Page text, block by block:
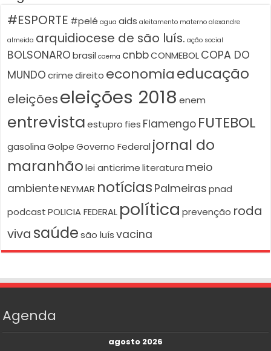
#ESPORTE #pelé agua aids aleitamento materno alexandre
almeida arquidiocese de são luís. ação social
BOLSONARO brasil caema cnbbCONMEBOLCOPA DO
MUNDO crime direito economiaeducação
eleiçõeseleições 2018 enem
entrevista estupro fies Flamengo FUTEBOL
gasolina Golpe Governo Federal jornal do
maranhão lei anticrime literatura meio
ambienteNEYMAR notícias Palmeiras pnad
podcast POLICIA FEDERAL política prevenção roda
viva saúde são luís vacina
Agenda
agosto 2026